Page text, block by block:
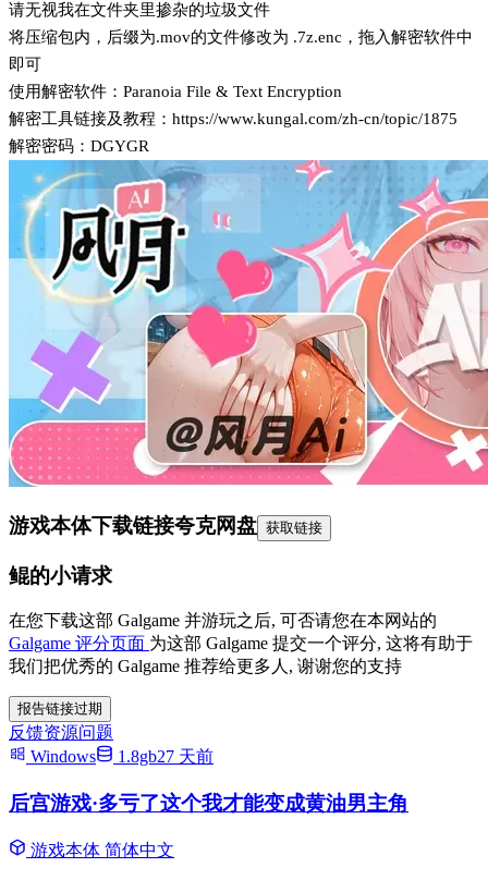
请无视我在文件夹里掺杂的垃圾文件
将压缩包内，后缀为.mov的文件修改为 .7z.enc，拖入解密软件中
即可
使用解密软件：Paranoia File & Text Encryption
解密工具链接及教程：https://www.kungal.com/zh-cn/topic/1875
解密密码：DGYGR
游戏本体下载链接夸克网盘 获取链接
鲲的小请求
在您下载这部 Galgame 并游玩之后, 可否请您在本网站的
Galgame 评分页面 为这部 Galgame 提交一个评分, 这将有助于
我们把优秀的 Galgame 推荐给更多人, 谢谢您的支持
报告链接过期
反馈资源问题
Windows
1.8gb27 天前
后宫游戏·多亏了这个我才能变成黄油男主角
游戏本体 简体中文